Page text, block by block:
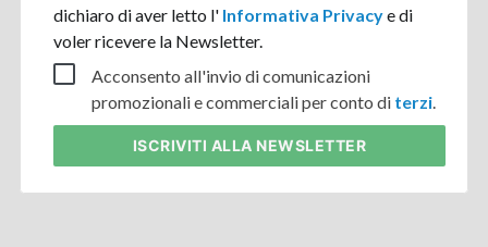
dichiaro di aver letto l' Informativa Privacye di
voler ricevere la Newsletter.
Acconsento all'invio di comunicazioni
promozionali e commerciali per conto di terzi.
ISCRIVITI ALLA NEWSLETTER